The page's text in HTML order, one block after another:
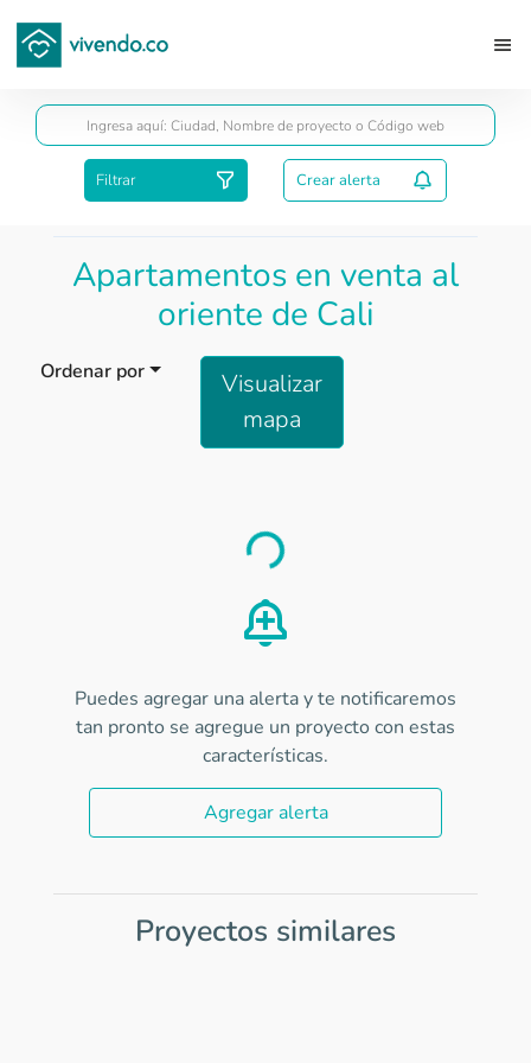
Filtrar Crear alerta
Apartamentos en venta al
oriente de Cali
Ordenar por
Visualizar
mapa
Load
Puedes agregar una alerta y te notificaremos
tan pronto se agregue un proyecto con estas
características.
Agregar alerta
Proyectos similares
Guardar